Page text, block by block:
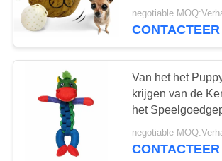
De met de
gemaakte
Leibanden van
Hondleer
de Motiebal Niet-
Materiaal
negotiable
Van het het
krijgen van de
het
negotiable